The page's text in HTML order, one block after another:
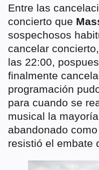
Entre las
concierto que
sospechosos
cancelar
las 22:00,
finalmente
programación
para cuando se
musical la
abandonado
resistió el embate